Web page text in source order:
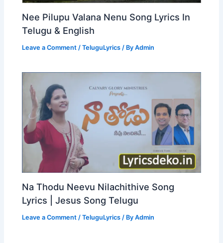
Nee Pilupu Valana Nenu Song Lyrics In
Telugu & English
Leave a Comment /TeluguLyrics / ByAdmin
Na Thodu Neevu Nilachithive Song
Lyrics | Jesus Song Telugu
Leave a Comment /TeluguLyrics / ByAdmin